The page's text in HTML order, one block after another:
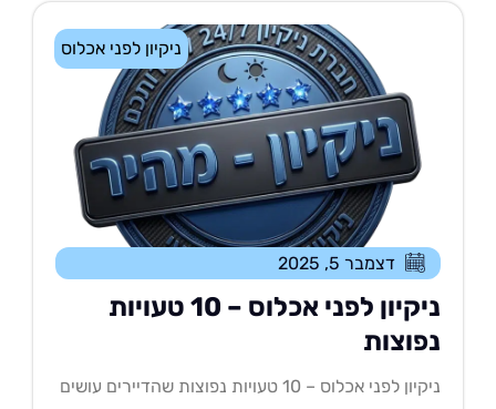
ניקיון לפני אכלוס
דצמבר 5, 2025
ניקיון לפני אכלוס – 10 טעויות
ניקיון לפני אכלוס – 10 טעויות נפוצות שהדיירים עושים